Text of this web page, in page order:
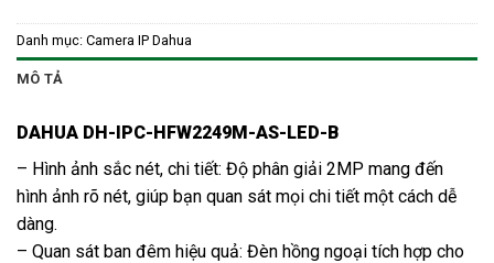
Danh mục: Camera IP Dahua
MÔ TẢ
DAHUA DH-IPC-HFW2249M-AS-LED-B
– Hình ảnh sắc nét, chi tiết: Độ phân giải 2MP mang đến
hình ảnh rõ nét, giúp bạn quan sát mọi chi tiết một cách dễ
dàng.
– Quan sát ban đêm hiệu quả: Đèn hồng ngoại tích hợp cho